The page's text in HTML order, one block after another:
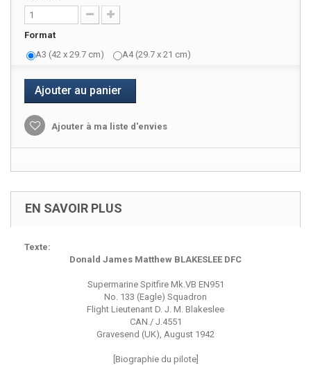
Format
A3 (42 x 29.7 cm)
A4 (29.7 x 21 cm)
Ajouter au panier
Ajouter à ma liste d'envies
EN SAVOIR PLUS
Texte:
Donald James Matthew BLAKESLEE DFC
Supermarine Spitfire Mk.VB EN951
No. 133 (Eagle) Squadron
Flight Lieutenant D. J. M. Blakeslee
CAN./ J.4551
Gravesend (UK), August 1942
[Biographie du pilote]